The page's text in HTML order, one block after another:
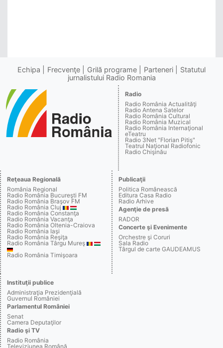
Echipa Frecvenţe Grilă programe Parteneri
Statutul
jurnalistului Radio Romania
Radio
Radio România Actualităţi
Radio Antena Satelor
Radio România Cultural
Radio România Muzical
Radio România Internaţional
eTeatru
Radio 3Net "Florian Pitiş"
Teatrul Naţional Radiofonic
Radio Chişinău
Reţeaua Regională
România Regional
Radio România Bucureşti FM
Radio România Braşov FM
Radio România Cluj
Radio România Constanţa
Radio România Vacanţa
Radio România Oltenia-Craiova
Radio România Iaşi
Radio România Reşiţa
Radio România Târgu Mureş
Radio România Timişoara
Publicaţii
Politica Românească
Editura Casa Radio
Radio Arhive
Agenţie de presă
RADOR
Concerte şi Evenimente
Orchestre şi Coruri
Sala Radio
Târgul de carte GAUDEAMUS
Instituţii publice
Administraţia Prezidenţială
Guvernul României
Parlamentul României
Senat
Camera Deputaţilor
Radio şi TV
Radio România
Televiziunea Română